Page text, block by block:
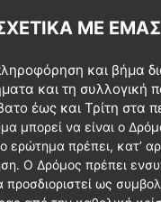
ΜΕ ΕΜΆΣ
και βήμα
και τη συλλογική
έως και Τρίτη στα
μπορεί να είναι ο
ερώτημα πρέπει, κατ’
Ο Δρόμος πρέπει
ως